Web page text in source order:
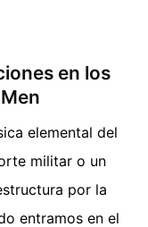
en los
elemental del
militar o un
por la
entramos en el